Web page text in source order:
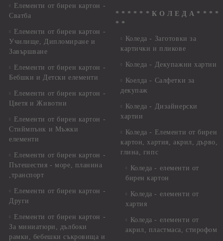
Елементи от бирен картон -
Сватба
Елементи от бирен картон -
Училище, Дипломиране и
Завършване
Елементи от бирен картон -
Бебшки и Детски елементи
Елементи от бирен картон -
Цветя и Животни
Елементи от бирен картон -
Стиймпънк и Мъжки
елементи
Елементи от бирен картон -
Пътешестия - море, планина
,транспорт
Елементи от бирен картон -
Други
Елементи от бирен картон -
За миниатюри, дълбоки
рамки, бебешки съкровища и
* * * * * * К О Л Е Д А * * * *
* *
Коледа - Заготовки за
картички и пликове
Коледа - Декупажни хартии
Коелда - Салфетки за
декупаж
Коледа - Дизайнерски
хартии
Коледа - Eлементи от бирен
картон, хартия, акрил, дърво,
глина, гипс
Коледа - елементи от
бирен картон
Коледа - елементи от
хартия
Коледа - елементи от
акрил, пластмаса, стирофом